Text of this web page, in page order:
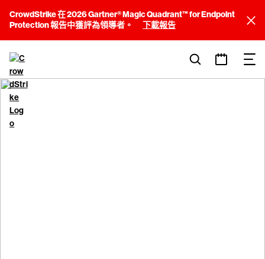
CrowdStrike 在 2026 Gartner® Magic Quadrant™ for Endpoint
Protection 報告中獲評為領導者。
下載報告